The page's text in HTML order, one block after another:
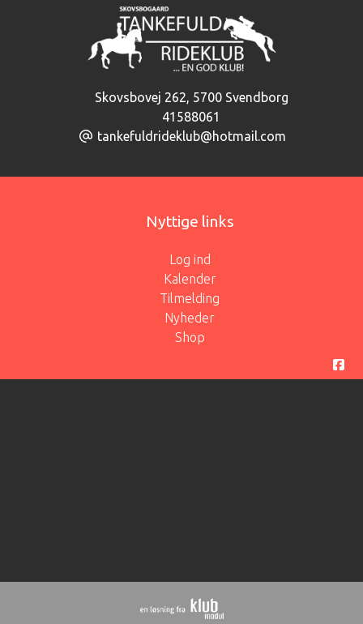
Skovsbovej 262, 5700 Svendborg
41588061
tankefuldrideklub@hotmail.com
Nyttige links
Log ind
Kalender
Tilmelding
Nyheder
Shop